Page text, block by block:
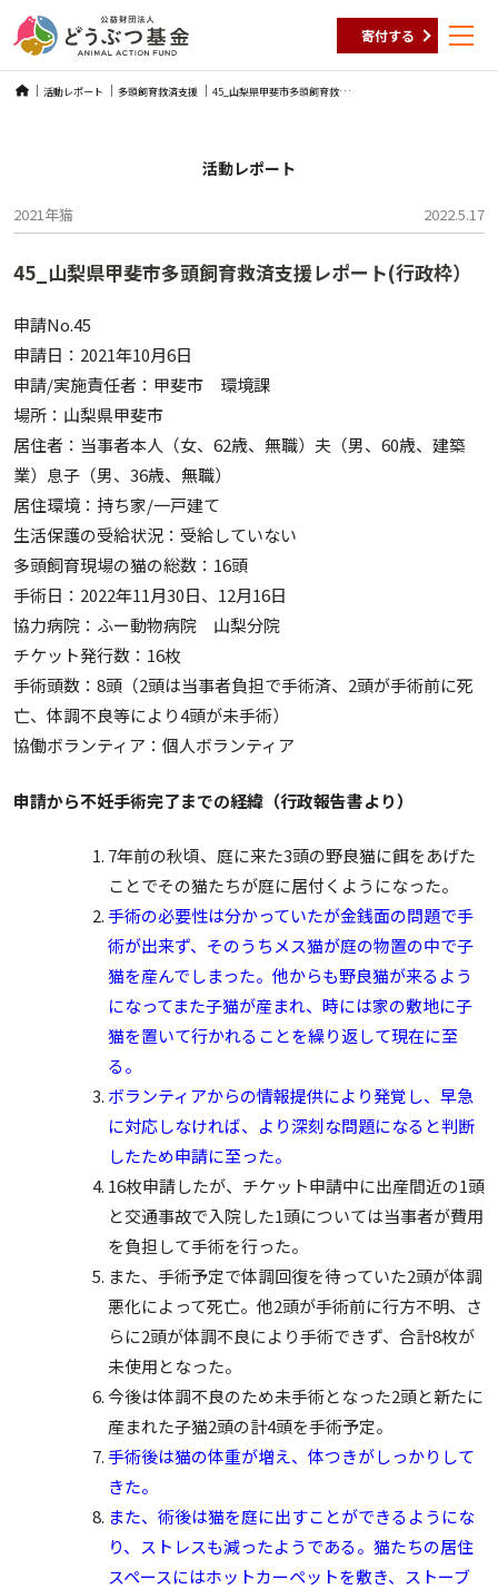
Skip
寄付する
活動レポート 多頭飼育救済支援 4
5_山梨県甲斐市多頭飼育救済支援レポート(行政枠）
活動レポート
2021年猫 2022.5.17
45_山梨県甲斐市多頭飼育救済支援レポート(行政枠）
申請No.45
申請日：2021年10月6日
申請/実施責任者：甲斐市 環境課
場所：山梨県甲斐市
居住者：当事者本人（女、62歳、無職）夫（男、60歳、建築
業）息子（男、36歳、無職）
居住環境：持ち家/一戸建て
生活保護の受給状況：受給していない
多頭飼育現場の猫の総数：16頭
手術日：2022年11月30日、12月16日
協力病院：ふー動物病院 山梨分院
チケット発行数：16枚
手術頭数：8頭（2頭は当事者負担で手術済、2頭が手術前に死
亡、体調不良等により4頭が未手術）
協働ボランティア：個人ボランティア
申請から不妊手術完了までの経緯（行政報告書より）
7年前の秋頃、庭に来た3頭の野良猫に餌をあげた
ことでその猫たちが庭に居付くようになった。
手術の必要性は分かっていたが金銭面の問題で手
術が出来ず、そのうちメス猫が庭の物置の中で子
猫を産んでしまった。他からも野良猫が来るよう
になってまた子猫が産まれ、時には家の敷地に子
猫を置いて行かれることを繰り返して現在に至
る。
ボランティアからの情報提供により発覚し、早急
に対応しなければ、より深刻な問題になると判断
したため申請に至った。
16枚申請したが、チケット申請中に出産間近の1頭
と交通事故で入院した1頭については当事者が費用
を負担して手術を行った。
また、手術予定で体調回復を待っていた2頭が体調
悪化によって死亡。他2頭が手術前に行方不明、さ
らに2頭が体調不良により手術できず、合計8枚が
未使用となった。
今後は体調不良のため未手術となった2頭と新たに
産まれた子猫2頭の計4頭を手術予定。
手術後は猫の体重が増え、体つきがしっかりして
きた。
また、術後は猫を庭に出すことができるようにな
り、ストレスも減ったようである。猫たちの居住
スペースにはホットカーペットを敷き、ストーブ